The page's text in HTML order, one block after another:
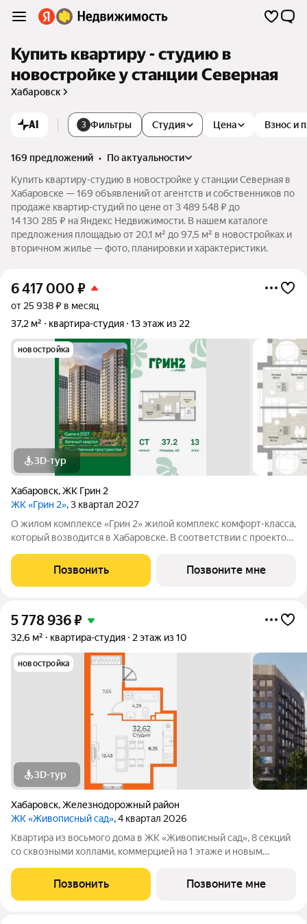
Купить квартиру - студию в
новостройке у станции Северная
Хабаровск
AI 3 Фильтры Цена Взнос и
Студия
169 предложений •
по актуальности
Купить квартиру-студию в новостройке у станции Северная в
Хабаровске — 169 объявлений от агентств и собственников по
продаже квартир-студий по цене от 3 489 548 ₽ до
14 130 285 ₽ на Яндекс Недвижимости. В нашем каталоге
предложения площадью от 20,1 м² до 97,5 м² в новостройках и
вторичном жилье — фото, планировки и характеристики.
6 417 000 ₽
от 25 938 ₽ в месяц
37,2 м²
квартира-студия 13 этаж из 22
новостройка
3D-тур
Хабаровск,ЖК Грин 2
ЖК «Грин 2», 3 квартал 2027
О жилом комплексе «Грин 2» жилой комплекс комфорт-класса,
который возводится в Хабаровске. В соответствии с проектом,
наземный паркинг, развитая дворовая инфраструктура для
отдыха всей семьёй.
Позвонить Позвоните мне
5 778 936₽
32,6 м² квартира-студия 2 этаж из 10
новостройка
3D-тур
Хабаровск,Железнодорожный район
ЖК «Живописный сад», 4 квартал 2026
Квартира из восьмого дома в ЖК «Живописный сад», 8 секций
со сквозными холлами, коммерцией на 1 этаже и новым
гармония жизни с природой. Масштабный проект в
перспективном динамично развивающемся
Позвонить Позвоните мне